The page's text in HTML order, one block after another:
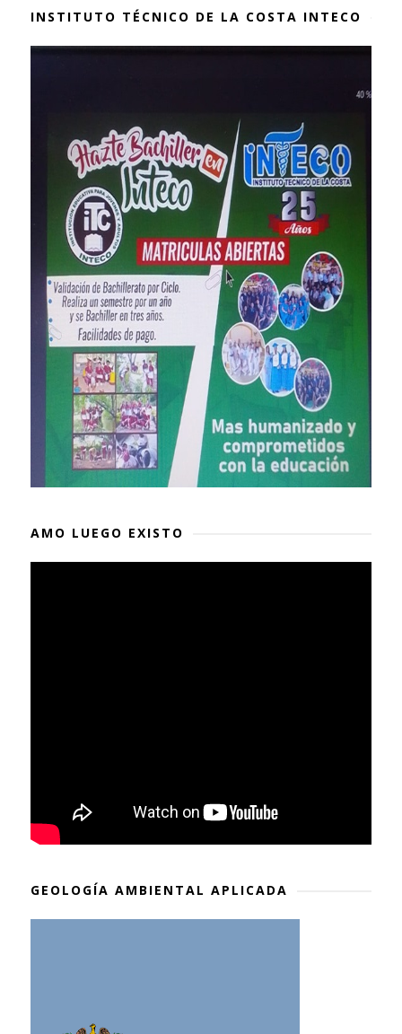
INSTITUTO TÉCNICO DE LA COSTA INTECO
AMO LUEGO EXISTO
GEOLOGÍA AMBIENTAL APLICADA